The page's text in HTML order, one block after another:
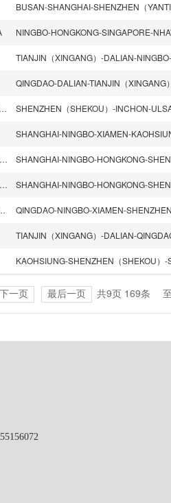
BUSAN-SHANGHAI-SHENZHEN（
NINGBO-HONGKONG-SINGAPORE-
TIANJIN（XINGANG）-DALIAN-
QINGDAO-DALIAN-TIANJIN（
LAEM CHABANG
SHENZHEN（CHIWAN）
SHENZHEN（CHIWAN）
TIANJIN（XINGANG）-DALIAN-
下一页 最后一页 共9页 169条 至